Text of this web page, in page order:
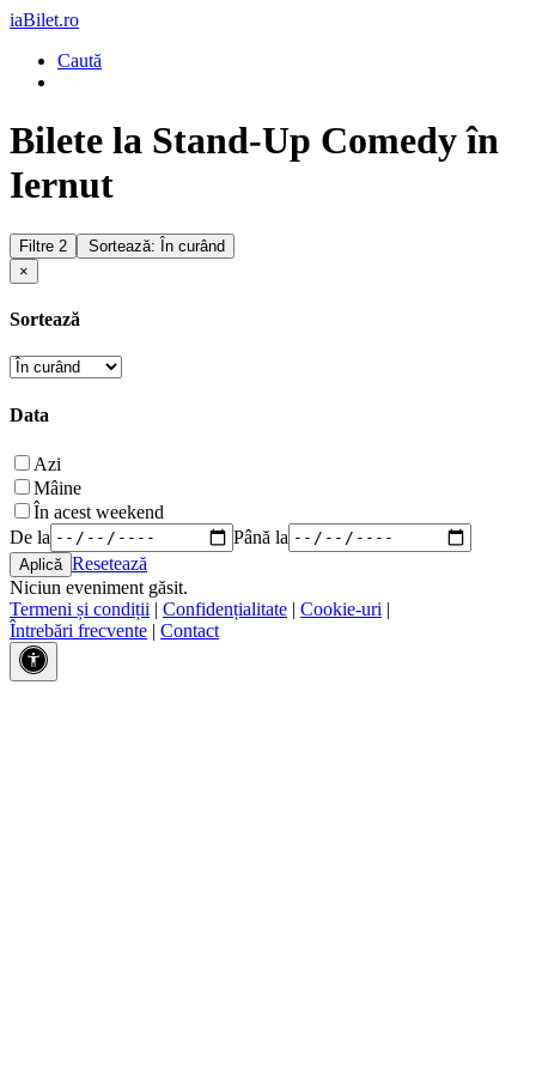
iaBilet.ro
Caută
Bilete la Stand-Up Comedy în
Iernut
Filtre 2
Sortează: În curând
×
Sortează
Data
Azi
Mâine
În acest weekend
De la
Până la
Resetează
Niciun eveniment găsit.
Termeni și condiții | Confidențialitate | Cookie-uri |
Întrebări frecvente | Contact